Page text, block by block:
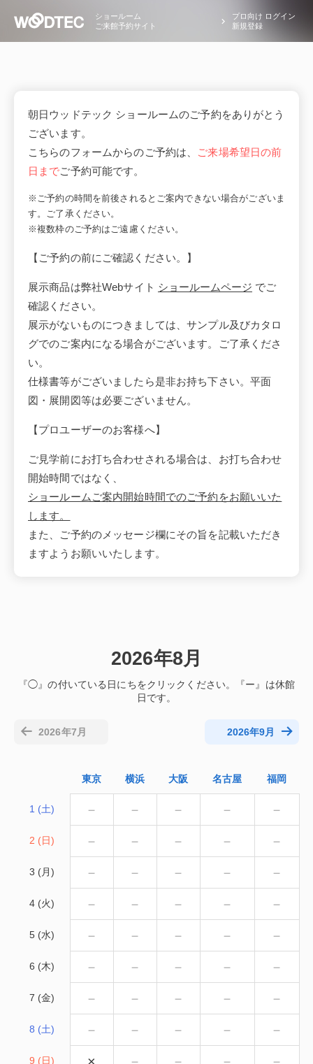
ショールーム
ご来館予約サイト
プロ向け ログイン
新規登録
朝日ウッドテック ショールームのご予約をありがとう
ございます。
こちらのフォームからのご予約は、
ご来場希望日の前
日までご予約可能です。
※ご予約の時間を前後されるとご案内できない場合がございま
す。ご了承ください。
※複数枠のご予約はご遠慮ください。
【ご予約の前にご確認ください。】
展示商品は弊社Webサイト ショールームページ でご
確認ください。
展示がないものにつきましては、サンプル及びカタロ
グでのご案内になる場合がございます。ご了承くださ
い。
仕様書等がございましたら是非お持ち下さい。平面
図・展開図等は必要ございません。
【プロユーザーのお客様へ】
ご見学前にお打ち合わせされる場合は、お打ち合わせ
開始時間ではなく、
ショールームご案内開始時間でのご予約をお願いいた
します。
また、ご予約のメッセージ欄にその旨を記載いただき
ますようお願いいたします。
2026年8月
東京 横浜 大阪 名古屋 福岡
1 (土) － － － － －
2 (日) － － － － －
3 (月) － － － － －
4 (火) － － － － －
5 (水) － － － － －
6 (木) － － － － －
7 (金) － － － － －
8 (土) － － － － －
9 (日)
2026年7月 2026年9月